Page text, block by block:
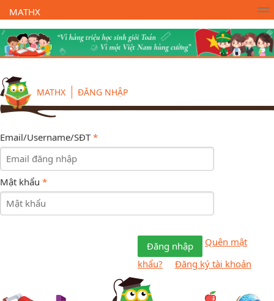
MATHX
Trường Toán Online MATHX Học toán - Lớp 1
MATHX ĐĂNG NHẬP
Email/Username/SĐT*
Mật khẩu *
Đăng nhập
Quên mật
khẩu?
Đăng ký tài khoản